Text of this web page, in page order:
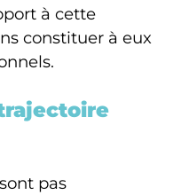
à cette
constituer à eux
pas